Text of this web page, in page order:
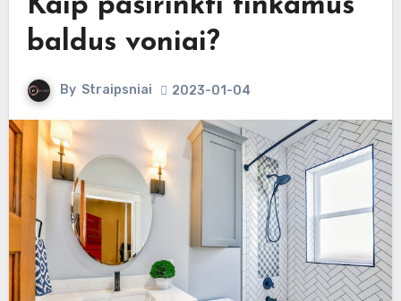
Kaip pasirinkti tinkamus
baldus voniai?
By Straipsniai 2023-01-04